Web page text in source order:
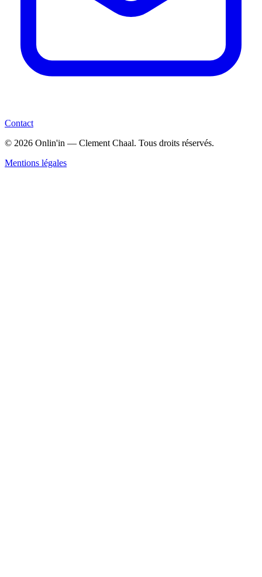
Contact
© 2026 Onlin'in — Clement Chaal. Tous droits réservés.
Mentions légales